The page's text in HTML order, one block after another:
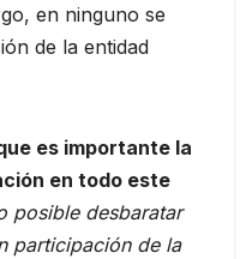
en ninguno se
de la entidad
es importante la
en todo este
posible desbaratar
participación de la